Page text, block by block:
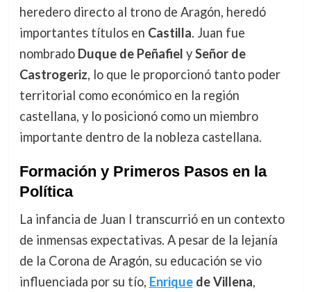
heredero directo al trono de Aragón, heredó
importantes títulos en Castilla. Juan fue
nombrado Duque de Peñafiel ySeñor de
Castrogeriz, lo que le proporcionó tanto poder
territorial como económico en la región
castellana, y lo posicionó como un miembro
importante dentro de la nobleza castellana.
Formación y Primeros Pasos en la
Política
La infancia de Juan I transcurrió en un contexto
de inmensas expectativas. A pesar de la lejanía
de la Corona de Aragón, su educación se vio
influenciada por su tío, Enriquede Villena,